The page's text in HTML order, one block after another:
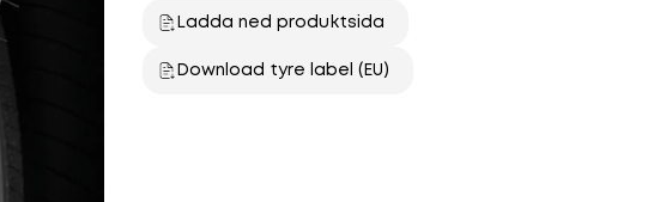
Ladda ned produktsida
Download tyre label (EU)